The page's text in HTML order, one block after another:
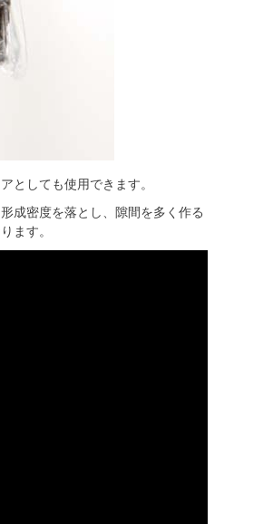
としても使用できます。
成密度を落とし、隙間を多く作る
ます。